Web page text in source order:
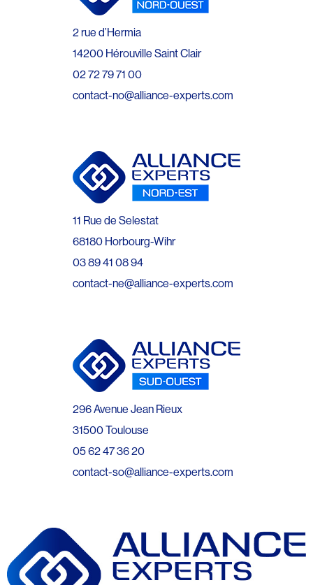
2 rue d’Hermia
14200 Hérouville Saint Clair
02 72 79 71 00
contact-no@alliance-experts.com
11 Rue de Selestat
68180 Horbourg-Wihr
03 89 41 08 94
contact-ne@alliance-experts.com
296 Avenue Jean Rieux
31500 Toulouse
05 62 47 36 20
contact-so@alliance-experts.com